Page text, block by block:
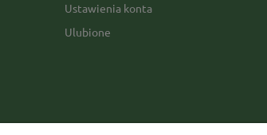
Ustawienia konta
Ulubione